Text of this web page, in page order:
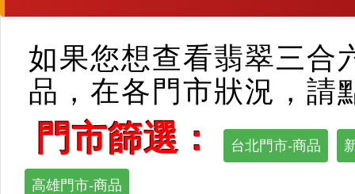
如果您想查看翡翠三合
品，在各門市狀況，請
門市篩選： 台北門市-商品
高雄門市-商品